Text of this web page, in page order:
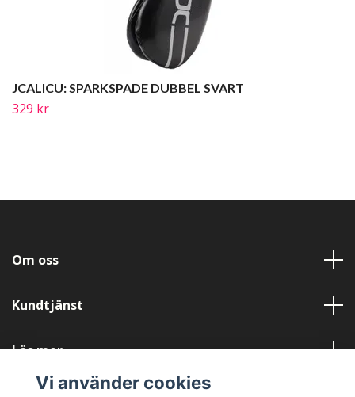
JCALICU: SPARKSPADE DUBBEL SVART
329 kr
Om oss
Kundtjänst
Läs mer
Vi använder cookies